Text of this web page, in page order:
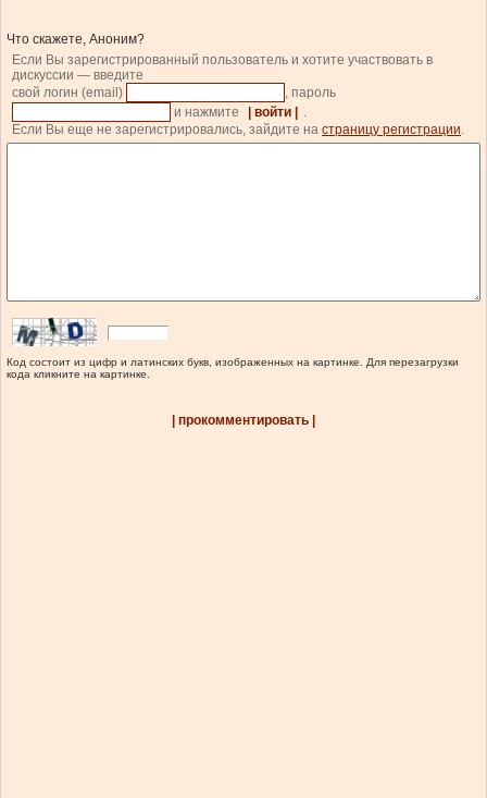
Что скажете, Аноним?
Если Вы зарегистрированный пользователь и хотите участвовать в
дискуссии — введите
свой логин (email)
, пароль
и нажмите
| войти |
.
Если Вы еще не зарегистрировались, зайдите на страницу регистрации.
Код состоит из цифр и латинских букв, изображенных на картинке. Для перезагрузки
кода кликните на картинке.
| прокомментировать |